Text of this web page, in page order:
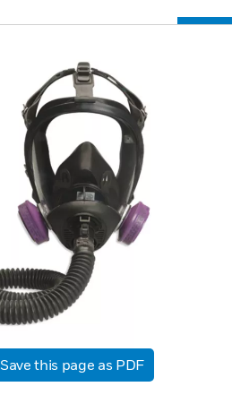
Save this page as PDF